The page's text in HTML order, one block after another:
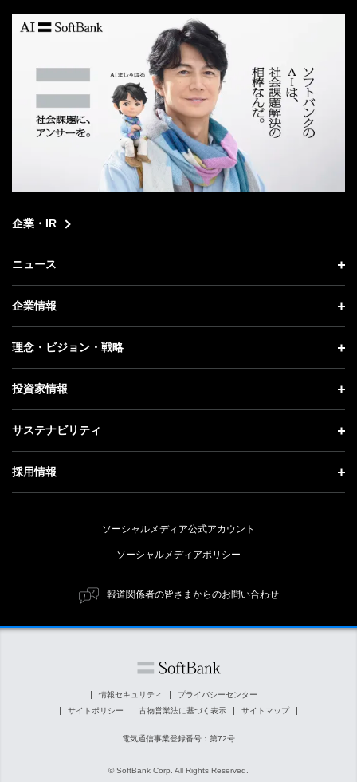
企業・IR
ニュース
ニュース トップ
プレスリリース
更新情報
記者説明会
企業情報
企業情報 トップ
社長メッセージ
事業紹介
ガバナンス
理念・ビジョン・戦略
理念・ビジョン・戦略 トップ
成長戦略「Activate AI for Society」
人材戦略
投資家情報
投資家情報 トップ
経営方針
個人投資家の皆さまへ
株式と社債について
サステナビリティ
サステナビリティ トップ
トップメッセージ
ESG方針・体制
マテリアリティ（重要課題）
ESGの主な取り組み
外部評価・イニシアチブ
採用情報
キャリア採用
障がい者採用
ソーシャルメディア公式アカウント
ソーシャルメディアポリシー
報道関係者の皆さまからのお問い合わせ
情報セキュリティ
プライバシーセンター
サイトポリシー
古物営業法に基づく表示 サイトマップ
電気通信事業登録番号：第72号
© SoftBank Corp. All Rights Reserved.